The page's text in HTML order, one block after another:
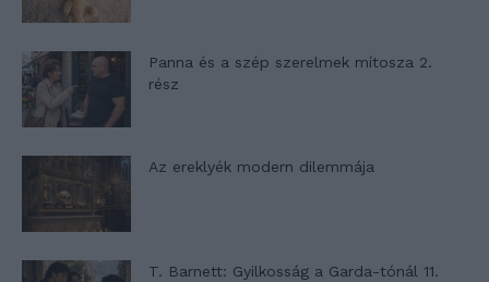
Panna és a szép szerelmek mítosza 2.
rész
Az ereklyék modern dilemmája
T. Barnett: Gyilkosság a Garda-tónál 11.